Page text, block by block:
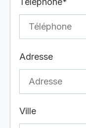
Adresse
Ville